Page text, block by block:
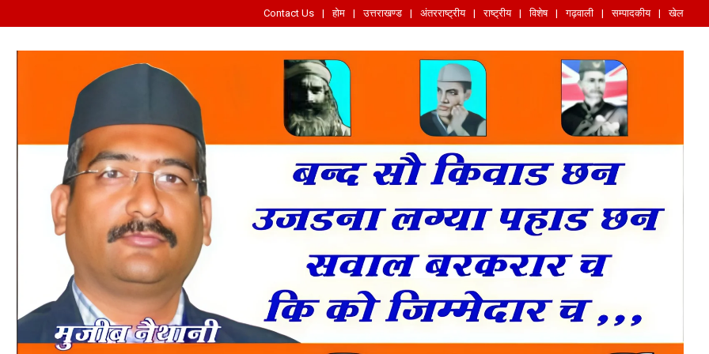
Contact Us होम उत्तराखण्ड अंतरराष्ट्रीय राष्ट्रीय विशेष गढ़वाली सम्पादकीय खेल